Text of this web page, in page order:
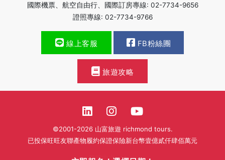
國際機票、航空自由行、國際訂房專線: 02-7734-9656
證照專線: 02-7734-9766
線上客服 FB粉絲團
旅遊攻略
©2001-2026 山富旅遊 richmond tours.
已投保旺旺友聯產物履約保證保險新台幣壹億貳仟肆佰萬元
繁體中文